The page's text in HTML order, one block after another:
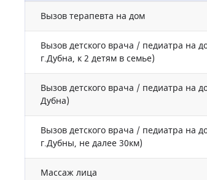
Вызов терапевта на дом
Вызов детского врача / педиатра на
г.Дубна, к 2 детям в семье)
Вызов детского врача / педиатра на
Дубна)
Вызов детского врача / педиатра на
г.Дубны, не далее 30км)
Массаж лица